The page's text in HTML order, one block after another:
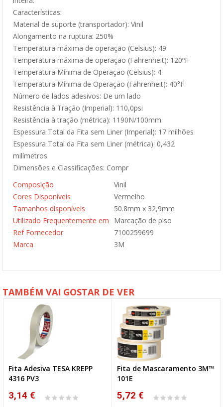
Características:
Material de suporte (transportador): Vinil
Alongamento na ruptura: 250%
Temperatura máxima de operação (Celsius): 49
Temperatura máxima de operação (Fahrenheit): 120ºF
Temperatura Mínima de Operação (Celsius): 4
Temperatura Mínima de Operação (Fahrenheit): 40°F
Número de lados adesivos: De um lado
Resistência à Tração (Imperial): 110,0psi
Resistência à tração (métrica): 1190N/100mm
Espessura Total da Fita sem Liner (Imperial): 17 milhões
Espessura Total da Fita sem Liner (métrica): 0,432
milímetros
Dimensões e Classificações: Compr
Composição
Vinil
Cores Disponíveis
Vermelho
Tamanhos disponíveis
50.8mm x 32,9mm
Utilizado Frequentemente em
Marcação de piso
Ref Fornecedor
7100259699
Marca
3M
TAMBÉM VAI GOSTAR DE VER
Fita Adesiva TESA KREPP
4316 PV3
3,14 €
Fita de Mascaramento 3M™
101E
5,72 €